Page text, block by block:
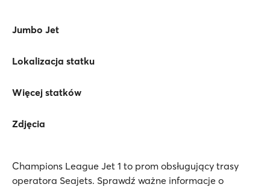
Jumbo Jet
Lokalizacja statku
Więcej statków
Zdjęcia
Champions League Jet 1 to prom obsługujący trasy
operatora Seajets. Sprawdź ważne informacje o